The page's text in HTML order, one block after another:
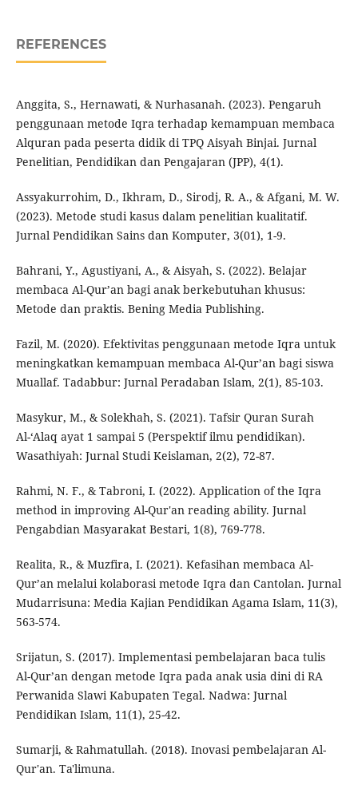
REFERENCES
Anggita, S., Hernawati, & Nurhasanah. (2023). Pengaruh
penggunaan metode Iqra terhadap kemampuan membaca
Alquran pada peserta didik di TPQ Aisyah Binjai. Jurnal
Penelitian, Pendidikan dan Pengajaran (JPP), 4(1).
Assyakurrohim, D., Ikhram, D., Sirodj, R. A., & Afgani, M. W.
(2023). Metode studi kasus dalam penelitian kualitatif.
Jurnal Pendidikan Sains dan Komputer, 3(01), 1-9.
Bahrani, Y., Agustiyani, A., & Aisyah, S. (2022). Belajar
membaca Al-Qur’an bagi anak berkebutuhan khusus:
Metode dan praktis. Bening Media Publishing.
Fazil, M. (2020). Efektivitas penggunaan metode Iqra untuk
meningkatkan kemampuan membaca Al-Qur’an bagi siswa
Muallaf. Tadabbur: Jurnal Peradaban Islam, 2(1), 85-103.
Masykur, M., & Solekhah, S. (2021). Tafsir Quran Surah
Al-‘Alaq ayat 1 sampai 5 (Perspektif ilmu pendidikan).
Wasathiyah: Jurnal Studi Keislaman, 2(2), 72-87.
Rahmi, N. F., & Tabroni, I. (2022). Application of the Iqra
method in improving Al-Qur'an reading ability. Jurnal
Pengabdian Masyarakat Bestari, 1(8), 769-778.
Realita, R., & Muzfira, I. (2021). Kefasihan membaca Al-
Qur’an melalui kolaborasi metode Iqra dan Cantolan. Jurnal
Mudarrisuna: Media Kajian Pendidikan Agama Islam, 11(3),
563-574.
Srijatun, S. (2017). Implementasi pembelajaran baca tulis
Al-Qur’an dengan metode Iqra pada anak usia dini di RA
Perwanida Slawi Kabupaten Tegal. Nadwa: Jurnal
Pendidikan Islam, 11(1), 25-42.
Sumarji, & Rahmatullah. (2018). Inovasi pembelajaran Al-
Qur'an. Ta'limuna.